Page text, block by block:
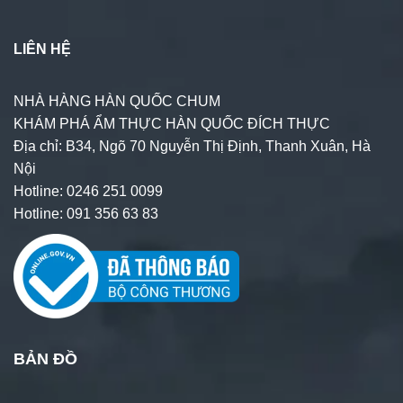
LIÊN HỆ
NHÀ HÀNG HÀN QUỐC CHUM
KHÁM PHÁ ẨM THỰC HÀN QUỐC ĐÍCH THỰC
Địa chỉ: B34, Ngõ 70 Nguyễn Thị Định, Thanh Xuân, Hà
Nội
Hotline: 0246 251 0099
Hotline: 091 356 63 83
BẢN ĐỒ